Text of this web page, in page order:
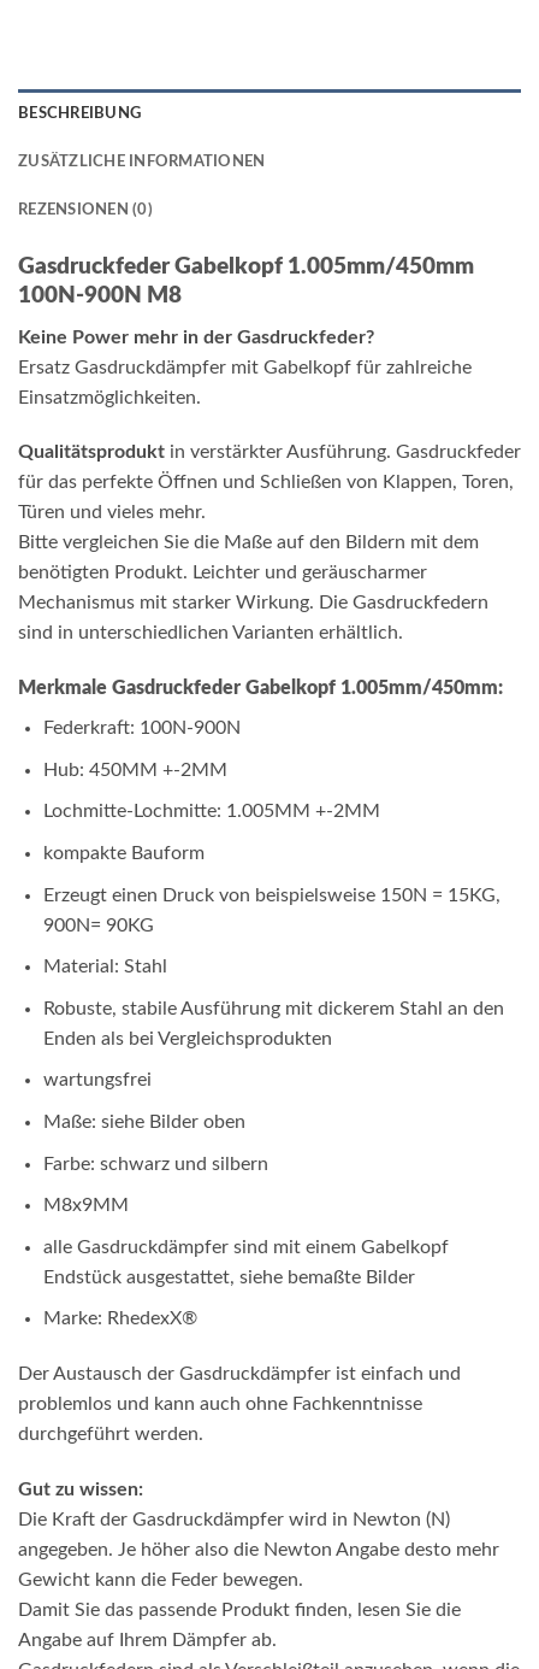
BESCHREIBUNG
ZUSÄTZLICHE INFORMATIONEN
REZENSIONEN (0)
Gasdruckfeder Gabelkopf 1.005mm/450mm
100N-900N M8
Keine Power mehr in der Gasdruckfeder?
Ersatz Gasdruckdämpfer mit Gabelkopf für zahlreiche
Einsatzmöglichkeiten.
Qualitätsprodukt in verstärkter Ausführung. Gasdruckfeder
für das perfekte Öffnen und Schließen von Klappen, Toren,
Türen und vieles mehr.
Bitte vergleichen Sie die Maße auf den Bildern mit dem
benötigten Produkt. Leichter und geräuscharmer
Mechanismus mit starker Wirkung. Die Gasdruckfedern
sind in unterschiedlichen Varianten erhältlich.
Merkmale Gasdruckfeder Gabelkopf 1.005mm/450mm:
Federkraft: 100N-900N
Hub: 450MM +-2MM
Lochmitte-Lochmitte: 1.005MM +-2MM
kompakte Bauform
Erzeugt einen Druck von beispielsweise 150N = 15KG,
900N= 90KG
Material: Stahl
Robuste, stabile Ausführung mit dickerem Stahl an den
Enden als bei Vergleichsprodukten
wartungsfrei
Maße: siehe Bilder oben
Farbe: schwarz und silbern
M8x9MM
alle Gasdruckdämpfer sind mit einem Gabelkopf
Endstück ausgestattet, siehe bemaßte Bilder
Marke: RhedexX®
Der Austausch der Gasdruckdämpfer ist einfach und
problemlos und kann auch ohne Fachkenntnisse
durchgeführt werden.
Gut zu wissen:
Die Kraft der Gasdruckdämpfer wird in Newton (N)
angegeben. Je höher also die Newton Angabe desto mehr
Gewicht kann die Feder bewegen.
Damit Sie das passende Produkt finden, lesen Sie die
Angabe auf Ihrem Dämpfer ab.